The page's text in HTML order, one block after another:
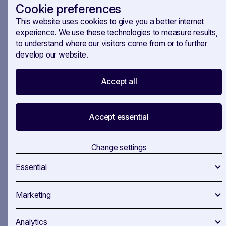
Cookie preferences
This website uses cookies to give you a better internet
experience. We use these technologies to measure results,
to understand where our visitors come from or to further
develop our website.
Accept all
Accept essential
Change settings
Essential
Marketing
Analytics
Skutecznie realizuj swoją
strategię biznesową
legislacyjne i regulacyjne oraz wykorzystywać
pojawiające się możliwości. Nasza platforma
zapewnia zespołom ds. spraw publicznych i
regulacyjnych dobrze zorganizowane,
wiarygodne informacje, gwarantując dostęp do
spostrzeżeniami w ramach organizacji i szybko
identyfikuj kluczowych interesariuszy. Zachowaj
proaktywność i bądź na bieżąco na każdym